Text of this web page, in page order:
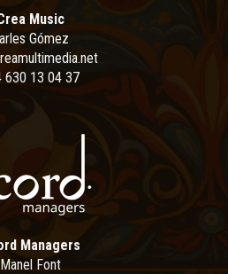
Music
Gómez
630 13 04 37
Managers
Manel Font